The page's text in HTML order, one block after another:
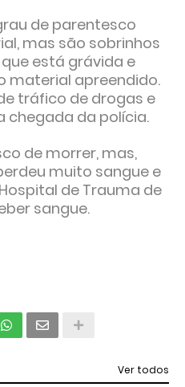
de parentesco
mas são sobrinhos
está grávida e
material apreendido.
tráfico de drogas e
chegada da polícia.
de morrer, mas,
muito sangue e
de Trauma de
sangue.
Ver todos